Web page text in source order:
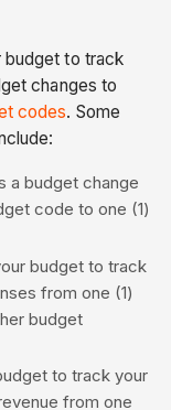
budget to track
changes to
codes. Some
a budget change
code to one (1)
budget to track
from one (1)
budget
to track your
from one